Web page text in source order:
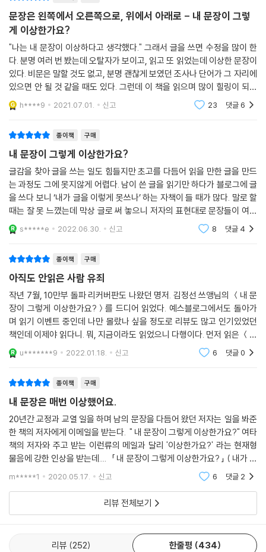
부분과 외주 교정자와 저자가 등장하는 이야기 부분을 교차시켰는데, 두
대목이 모두 교정 교열과 관련된 문제의식을 담고 있어서 내용 면에서 정
합성이 한층 높아졌다.
저자는 좋은 문장을 만드는 가장 좋은 방법은 필요 없는 요소를 가능한 대
로 덜어내는 것이라고 말하면서 ‘-적’, ‘-의’, ‘것’, ‘들’과 같은 말만 빼도 문
장이 훨씬 좋아진다고 지적한다. 또한 ‘있다’가 들어가서 어색해지는 문장
유형도 함께 정리한다. 이를테면 ‘-함에 있어’ 같은 표현을 설명할 때는 아
현장 실무자의 철학도 엿볼 수 있다. “일각에서는 외국어에서 온 표현이니
쓰지 말아야 한다고 주장하기도 하는데, 한국어 이용자가 수억 명 정도 된
다면 모를까 기껏해야 1억 명도 안 되는 현실에서 언어 순혈주의를 고집하
다가는 자칫 고립을 자초할 수도 있다.
외국어에서 온 표현이라도 더 다채로운 한국어 표현을 위해 필요하다면 얼
마든지 쓸 수 있을 뿐만 아니라 외려 장려해야 하지 않을까. 다만 한국어 표
현을 어색하게 만든다면 굳이 쓸 필요 있겠는가. 앞에서도 말했듯이 한 글
에서 빌려 온 표현을 쓰기까지 했다면 더 말할 필요 없겠다.“
이 밖에도 문장을 쓸 때 주의해야 할 사동형과 피동형 문장, 지시 대명사의
사용 등 우리가 편안한 우리말 문장을 지을 때 염두에 두어야 하는 내용까
지 살뜰하게 정리했다. 내가 쓰고도 잘 썼는지, 우리말 표현이 어색하지는
않은지 긴가민가 하는 글쓴이들이 읽으면 두루 도움을 받을 수 있는 책이
다.
문장은 왼쪽에서 오른쪽으로, 위에서 아래로 - 내 문장이 그렇
게 이상한가요?
"나는 내 문장이 이상하다고 생각했다." 그래서 글을 쓰면 수정을 많이 한
다. 분명 여러 번 봤는데 오탈자가 보이고, 읽고 또 읽었는데 이상한 문장이
있다. 비문은 말할 것도 없고, 분명 괜찮게 보였던 조사나 단어가 그 자리에
있으면 안 될 것 같을 때도 있다. 그런데 이 책을 읽으며 많이 힐링이 되었
다. 저자는 문장을 쓰는 큰 원칙은 왼쪽에서 오른쪽으로, 위에서 아래
h****9 2021.07.01. 신고 23 댓글6
종이책 구매
내 문장이 그렇게 이상한가요?
글감을 찾아 글을 쓰는 일도 힘들지만 초고를 다듬어 읽을 만한 글을 만드
는 과정도 그에 못지않게 어렵다. 남이 쓴 글을 읽기만 하다가 블로그에 글
을 쓰다 보니 ‘내가 글을 이렇게 못쓰나’ 하는 자책이 들 때가 많다. 말로 할
때는 잘 못 느꼈는데 막상 글로 써 놓으니 저자의 표현대로 문장들이 여기
저기서 절뚝거리는 모습이 볼썽사납다. 《내 문장이 그렇게 이상한가요 》
s*****e 2022.06.30. 신고 8 댓글 4
종이책 구매
아직도 안읽은 사람 유죄
작년 7월, 10만부 돌파 리커버판도 나왔던 명저. 김정선 쓰앵님의 ＜내 문
장이 그렇게 이상한가요?＞를 드디어 읽었다. 예스블로그에서도 돌아가
며 읽기 이벤트 중인데 나만 몰랐나 싶을 정도로 리뷰도 많고 인기있었던
책인데 이제야 읽다니. 뭐, 지금이라도 읽었으니 다행이다. 먼저 읽은 ＜열
문장 쓰는 법＞이 내 글을 짓는 요령을 차근차근 알려주는 책이었다면 이
책은 무심코 사
u*******9 2022.01.18. 신고 6 댓글0
종이책 구매
내 문장은 매번 이상했어요.
20년간 교정과 교열 일을 하며 남의 문장을 다듬어 왔던 저자는 일을 봐준
한 책의 저자에게 이메일을 받는다. " 내 문장이 그렇게 이상한가요?" 여타
책의 저자와 주고 받는 이런류의 메일과 달리 '이상한가요?' 라는 현재형
물음에 강한 인상을 받는데.... 「 내 문장이 그렇게 이상한가요? 」 ( 내가 쓴
글, 내가 다듬는법 )는 ( )에 든 글처럼 이상한 글이 되지 않도록 셀프
m*****1 2020.05.17. 신고 6 댓글 2
리뷰 전체보기
리뷰 252 한줄평 434